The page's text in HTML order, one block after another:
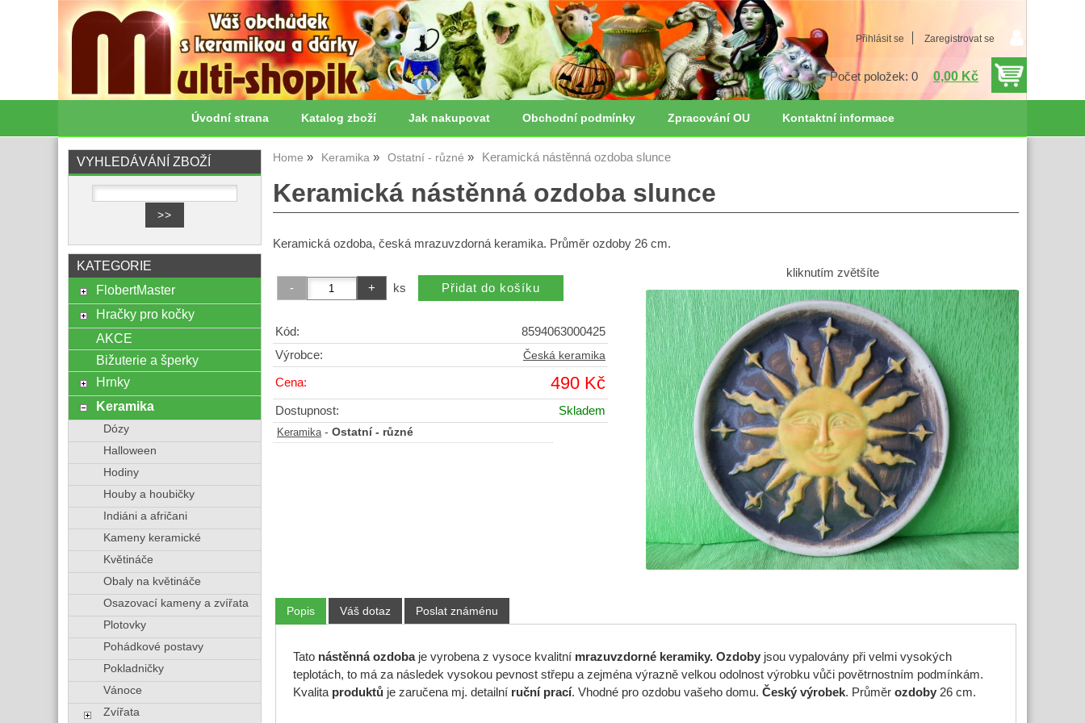
Přihlásit se Zaregistrovat se
Počet položek: 0 0,00 Kč
Úvodní strana Katalog zboží Jak nakupovat Obchodní podmínky Zpracování OU Kontaktní informace
Home Keramika Ostatní - různé Keramická nástěnná ozdoba slunce
Keramická nástěnná ozdoba slunce
Keramická ozdoba, česká mrazuvzdorná keramika. Průměr ozdoby 26 cm.
kliknutím zvětšíte
ks
Kód:
8594063000425
Výrobce:
Česká keramika
Cena: 490 Kč
Dostupnost: Skladem
Keramika - Ostatní - různé
Popis Váš dotaz Poslat známénu
Tato nástěnná ozdoba je vyrobena z vysoce kvalitnímrazuvzdorné keramiky. Ozdobyjsou vypalovány při velmi vysokých
teplotách, to má za následek vysokou pevnost střepu a zejména výrazně velkou odolnost výrobku vůči povětrnostním podmínkám.
Kvalita produktůje zaručena mj. detailní ruční prací. Vhodné pro ozdobu vašeho domu. Český výrobek. Průměrozdoby26 cm.
VYHLEDÁVÁNÍ ZBOŽÍ
KATEGORIE
FlobertMaster
Hračky pro kočky
AKCE
Bižuterie a šperky
Hrnky
Keramika
Dózy
Halloween
Hodiny
Houby a houbičky
Indiáni a afričani
Kameny keramické
Květináče
Obaly na květináče
Osazovací kameny a zvířata
Plotovky
Pohádkové postavy
Pokladničky
Vánoce
Zvířata